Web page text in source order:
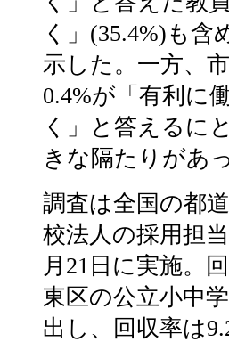
く」(35.4%)も
示した。一方、
0.4%が「有利に
く」と答えるに
きな隔たりがあ
調査は全国の都
校法人の採用担
月21日に実施。
東区の公立小中
出し、回収率は